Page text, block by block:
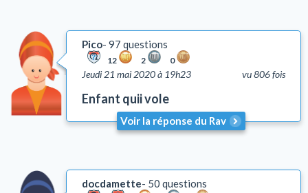
Pico 97 questions
12 2 0
vu 806 fois
Jeudi 21 mai 2020 à 19h23
Enfant quii vole
Voir la réponse du Rav
docdamette 50 questions